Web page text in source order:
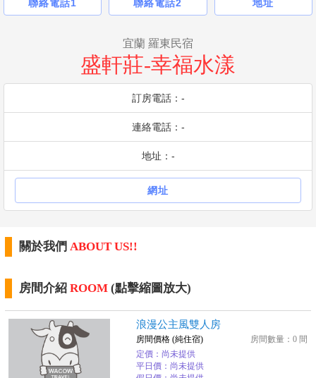
聯絡電話1 聯絡電話2 地址
宜蘭 羅東民宿
盛軒莊-幸福水漾
訂房電話：-
連絡電話：-
地址：-
網址
關於我們 ABOUT US!!
房間介紹 ROOM (點擊縮圖放大)
浪漫公主風雙人房
房間數量：0 間
房間價格 (純住宿)
定價：尚未提供
平日價：尚未提供